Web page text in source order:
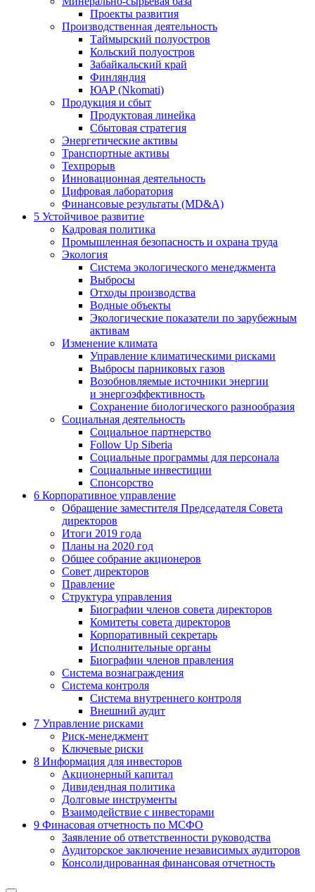
Проекты развития
Производственная деятельность
Таймырский полуостров
Кольский полуостров
Забайкальский край
Финляндия
ЮАР (Nkomati)
Продукция и сбыт
Продуктовая линейка
Сбытовая стратегия
Энергетические активы
Транспортные активы
Техпрорыв
Инновационная деятельность
Цифровая лаборатория
Финансовые результаты (MD&A)
5 Устойчивое развитие
Кадровая политика
Промышленная безопасность и охрана труда
Экология
Система экологического менеджмента
Выбросы
Отходы производства
Водные объекты
Экологические показатели по зарубежным
активам
Изменение климата
Управление климатическими рисками
Выбросы парниковых газов
Возобновляемые источники энергии
и энергоэффективность
Сохранение биологического разнообразия
Социальная деятельность
Социальное партнерство
Follow Up Siberia
Социальные программы для персонала
Социальные инвестиции
Спонсорство
6 Корпоративное управление
Обращение заместителя Председателя Совета
директоров
Итоги 2019 года
Планы на 2020 год
Общее собрание акционеров
Совет директоров
Правление
Структура управления
Биографии членов совета директоров
Комитеты совета директоров
Корпоративный секретарь
Исполнительные органы
Биографии членов правления
Система вознаграждения
Система контроля
Система внутреннего контроля
Внешний аудит
7 Управление рисками
Риск-менеджмент
Ключевые риски
8 Информация для инвесторов
Акционерный капитал
Дивидендная политика
Долговые инструменты
Взаимодействие с инвеcторами
9 Финасовая отчетность по МСФО
Заявление об ответственности руководства
Аудиторское заключение независимых аудиторов
Консолидированная финансовая отчетность